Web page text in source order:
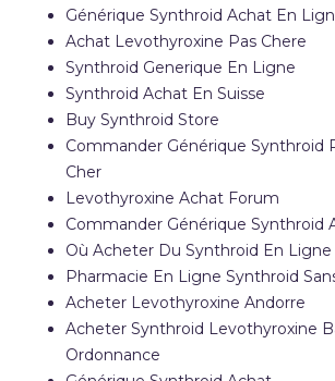
Générique Synthroid Achat En
Achat Levothyroxine Pas Chere
Synthroid Generique En Ligne
Synthroid Achat En Suisse
Buy Synthroid Store
Commander Générique Synthroid
Cher
Levothyroxine Achat Forum
Commander Générique Synthroid
Où Acheter Du Synthroid En Ligne
Pharmacie En Ligne Synthroid
Acheter Levothyroxine Andorre
Acheter Synthroid Levothyroxine
Ordonnance